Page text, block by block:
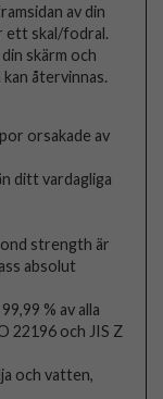
av din
ett skal/fodral.
skärm och
återvinnas.
orsakade av
ditt vardagliga
strength är
absolut
% av alla
22196 och JIS Z
och vatten,